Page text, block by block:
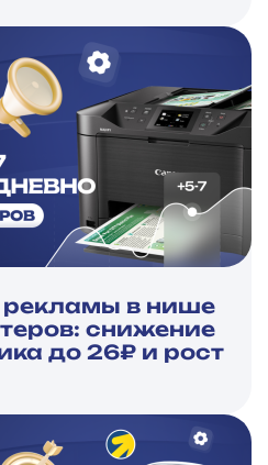
в нише
снижение
до 26₽ и рост